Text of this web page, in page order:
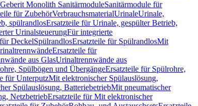
Geberit Monolith SanitärmoduleSanitärmodule für
für ZubehörVerbrauchsmaterialUrinaleUrinale,
spülrandlosErsatzteile für Urinale, gespülter Betrieb,
UrinalsteuerungFür integrierte
DeckelSpülrandlosErsatzteile für SpülrandlosMit
Ersatzteile für
aus GlasUrinaltrennwände aus
Spülbögen und ÜbergängeErsatzteile für Spülrohre,
für UnterputzMit elektronischer Spülauslösung,
Spülauslösung, BatteriebetriebMit pneumatischer
NetzbetriebErsatzteile für Mit elektronischer